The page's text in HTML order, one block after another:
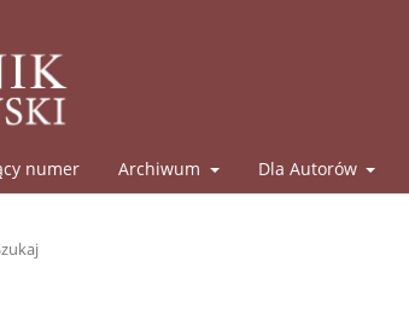
numer Archiwum Dla Autorów